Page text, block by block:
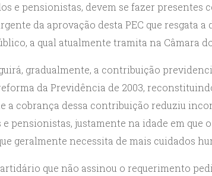
e pensionistas, devem se fazer presentes
da aprovação desta PEC que resgata
a qual atualmente tramita na Câmara
gradualmente, a contribuição
da Previdência de 2003,
a cobrança dessa contribuição reduziu
pensionistas, justamente na idade em que
geralmente necessita de mais cuidados
que não assinou o requerimento